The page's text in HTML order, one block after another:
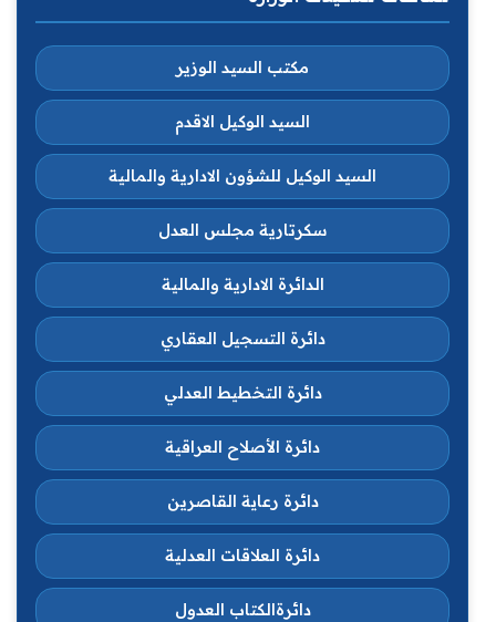
مكتب السيد الوزير
السيد الوكيل الاقدم
السيد الوكيل للشؤون الادارية والمالية
سكرتارية مجلس العدل
الدائرة الادارية والمالية
دائرة التسجيل العقاري
دائرة التخطيط العدلي
دائرة الأصلاح العراقية
دائرة رعاية القاصرين
دائرة العلاقات العدلية
دائرةالكتاب العدول